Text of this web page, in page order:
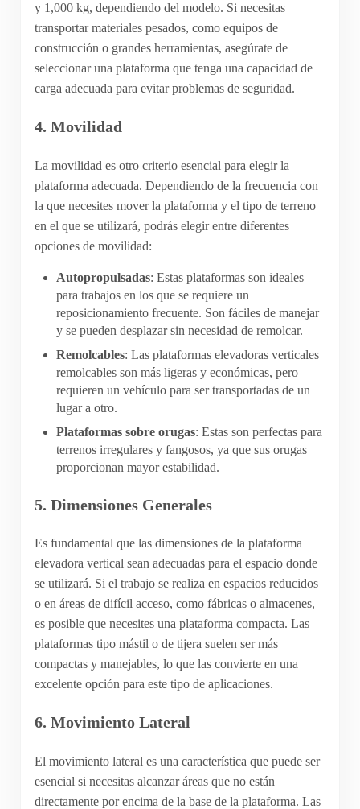
y 1,000 kg, dependiendo del modelo. Si necesitas
transportar materiales pesados, como equipos de
construcción o grandes herramientas, asegúrate de
seleccionar una plataforma que tenga una capacidad de
carga adecuada para evitar problemas de seguridad.
4. Movilidad
La movilidad es otro criterio esencial para elegir la
plataforma adecuada. Dependiendo de la frecuencia con
la que necesites mover la plataforma y el tipo de terreno
en el que se utilizará, podrás elegir entre diferentes
opciones de movilidad:
Autopropulsadas: Estas plataformas son ideales
para trabajos en los que se requiere un
reposicionamiento frecuente. Son fáciles de manejar
y se pueden desplazar sin necesidad de remolcar.
Remolcables: Las plataformas elevadoras verticales
remolcables son más ligeras y económicas, pero
requieren un vehículo para ser transportadas de un
lugar a otro.
Plataformas sobre orugas: Estas son perfectas para
terrenos irregulares y fangosos, ya que sus orugas
proporcionan mayor estabilidad.
5. Dimensiones Generales
Es fundamental que las dimensiones de la plataforma
elevadora vertical sean adecuadas para el espacio donde
se utilizará. Si el trabajo se realiza en espacios reducidos
o en áreas de difícil acceso, como fábricas o almacenes,
es posible que necesites una plataforma compacta. Las
plataformas tipo mástil o de tijera suelen ser más
compactas y manejables, lo que las convierte en una
excelente opción para este tipo de aplicaciones.
6. Movimiento Lateral
El movimiento lateral es una característica que puede ser
esencial si necesitas alcanzar áreas que no están
directamente por encima de la base de la plataforma. Las